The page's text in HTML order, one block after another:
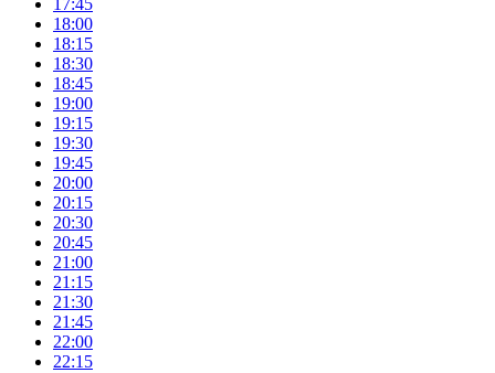
18:00
18:15
18:30
18:45
19:00
19:15
19:30
19:45
20:00
20:15
20:30
20:45
21:00
21:15
21:30
21:45
22:00
22:15